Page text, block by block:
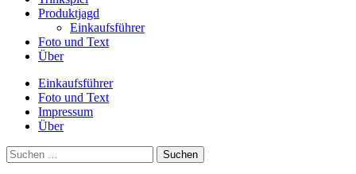
Produktjagd
Einkaufsführer
Foto und Text
Über
Einkaufsführer
Foto und Text
Impressum
Über
Suchen
nach: